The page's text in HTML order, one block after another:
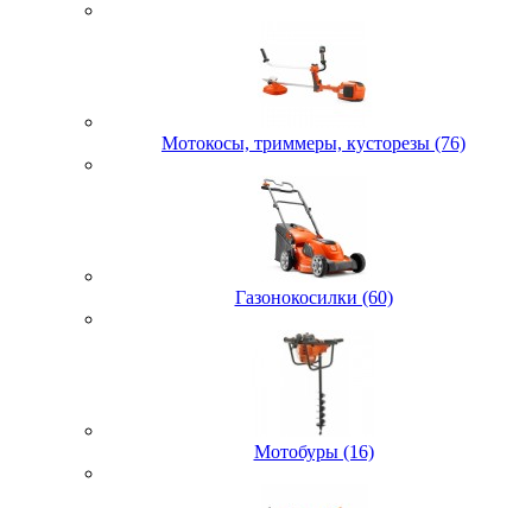
Мотокосы, триммеры, кусторезы (76)
Газонокосилки (60)
Мотобуры (16)